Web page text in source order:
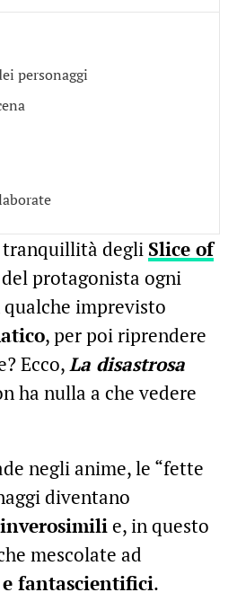
personaggi
tranquillità degli Slice of
protagonista ogni
imprevisto
, per poi riprendere
Ecco,La disastrosa
ha nulla a che vedere
negli anime, le “fette
diventano
e, in questo
mescolate ad
fantascientifici.